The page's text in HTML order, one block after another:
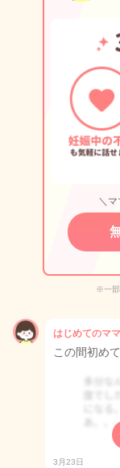
＼
※一部
はじめてのマ
この間初め
3月23日